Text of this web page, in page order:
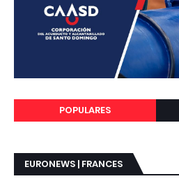
POPULARES
EURONEWS | FRANCES